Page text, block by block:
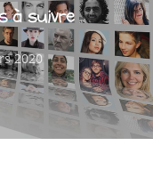
à suivre
2020